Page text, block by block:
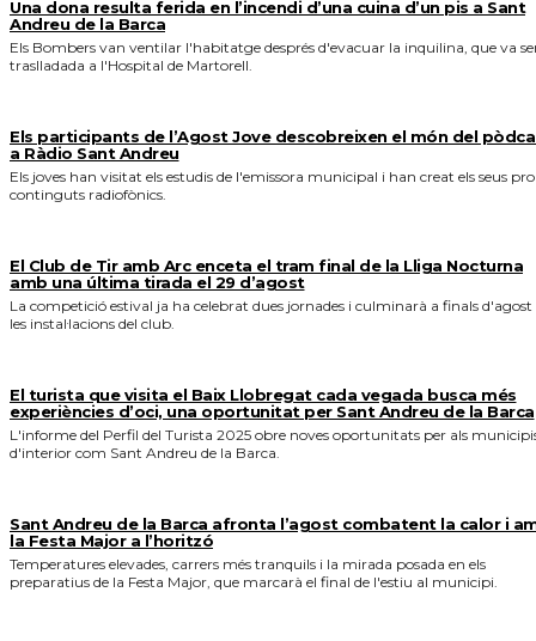
Una dona resulta ferida en l’incendi d’una cuina d’un pis a Sant
Andreu de la Barca
Els Bombers van ventilar l'habitatge després d'evacuar la inquilina, que va
traslladada a l'Hospital de Martorell.
Els participants de l’Agost Jove descobreixen el món del
a Ràdio Sant Andreu
Els joves han visitat els estudis de l'emissora municipal i han creat els seus
continguts radiofònics.
El Club de Tir amb Arc enceta el tram final de la Lliga Nocturna
amb una última tirada el 29 d’agost
La competició estival ja ha celebrat dues jornades i culminarà a finals d'agost
les instal·lacions del club.
El turista que visita el Baix Llobregat cada vegada busca més
experiències d’oci, una oportunitat per Sant Andreu de la Barca
L'informe del Perfil del Turista 2025 obre noves oportunitats per als
d'interior com Sant Andreu de la Barca.
Sant Andreu de la Barca afronta l’agost combatent la calor i
la Festa Major a l’horitzó
Temperatures elevades, carrers més tranquils i la mirada posada en els
preparatius de la Festa Major, que marcarà el final de l'estiu al municipi.